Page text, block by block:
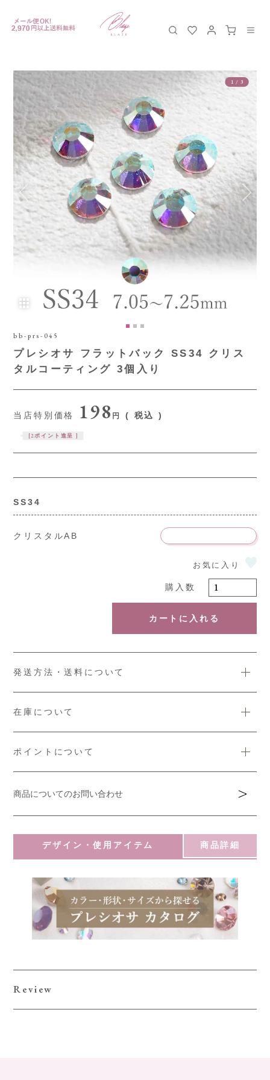
1 / 3
bb-prs-045
プレシオサ フラットバック SS34 クリス
タルコーティング 3個入り
当店特別価格 198 税込
[2ポイント進呈 ]
SS34
クリスタルAB
カートに入れる
発送方法・送料について
在庫について
ポイントについて
商品についてのお問い合わせ
デザイン・使用アイテム 商品詳細
Review